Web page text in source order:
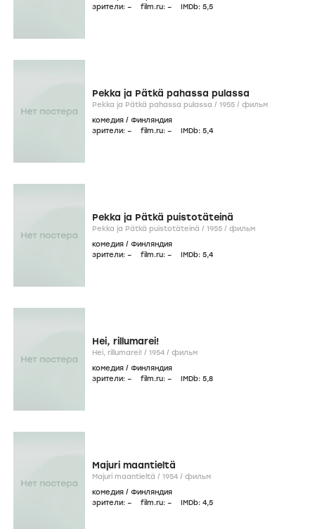
зрители: – film.ru: – IMDb: 5,5
Pekka ja Pätkä pahassa pulassa
Pekka ja Pätkä pahassa pulassa / 1955 / фильм
комедия / Финляндия
зрители: – film.ru: – IMDb: 5,4
Pekka ja Pätkä puistotäteinä
Pekka ja Pätkä puistotäteinä / 1955 / фильм
комедия / Финляндия
зрители: – film.ru: – IMDb: 5,4
Hei, rillumarei!
Hei, rillumarei! / 1954 / фильм
комедия / Финляндия
зрители: – film.ru: – IMDb: 5,8
Majuri maantieltä
Majuri maantieltä / 1954 / фильм
комедия / Финляндия
зрители: – film.ru: – IMDb: 4,5